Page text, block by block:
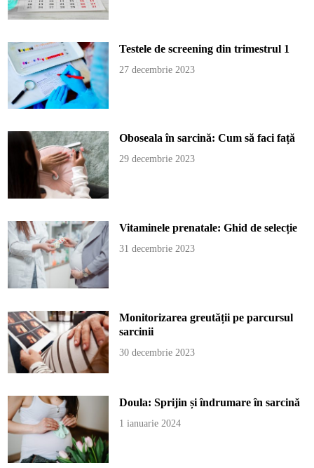
Testele de screening din trimestrul 1
27 decembrie 2023
Oboseala în sarcină: Cum să faci față
29 decembrie 2023
Vitaminele prenatale: Ghid de selecție
31 decembrie 2023
Monitorizarea greutății pe parcursul
sarcinii
30 decembrie 2023
Doula: Sprijin și îndrumare în sarcină
1 ianuarie 2024